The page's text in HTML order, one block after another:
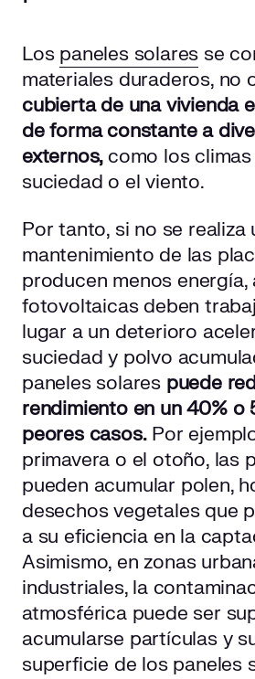
Los paneles solares se
materiales duraderos, no
cubierta de una vivienda
de forma constante a
externos, como los
suciedad o el viento.
Por tanto, si no se realiza
mantenimiento de las
producen menos energía,
fotovoltaicas deben
lugar a un deterioro
suciedad y polvo
paneles solares puede
rendimiento en un 40% o
peores casos.Por
primavera o el otoño, las
pueden acumular polen,
desechos vegetales que
a su eficiencia en la
Asimismo, en zonas
industriales, la
atmosférica puede ser
acumularse partículas y
superficie de los paneles